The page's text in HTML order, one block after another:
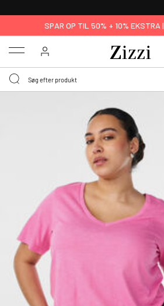
SPAR OP TIL 50% + 10% EKSTRA |
Menu